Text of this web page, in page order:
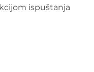
ispuštanja